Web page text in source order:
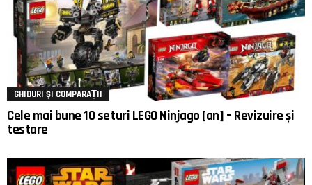
GHIDURI ȘI COMPARAȚII
Cele mai bune 10 seturi LEGO Ninjago [an] – Revizuire și
testare